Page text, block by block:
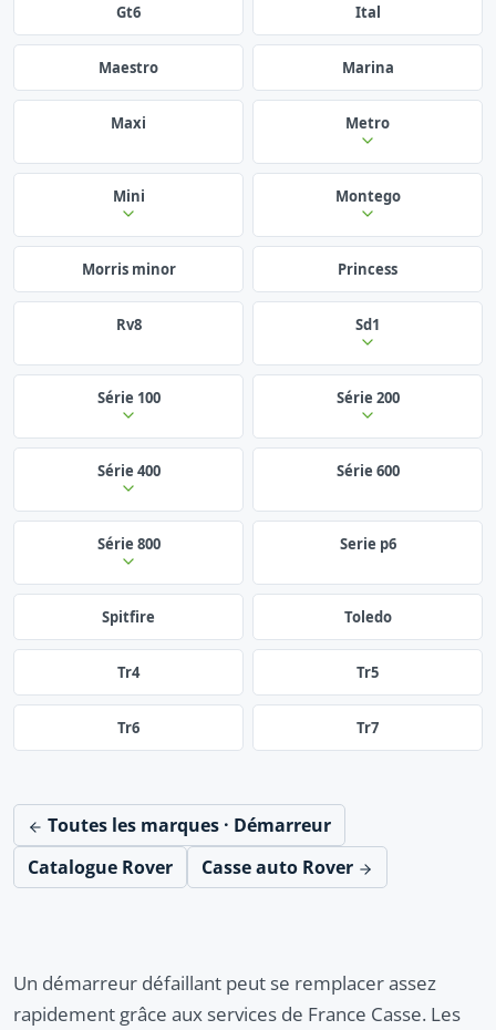
Gt6 Ital
Maestro Marina
Maxi Metro
Mini Montego
Morris minor Princess
Rv8 Sd1
Série 100 Série 200
Série 400 Série 600
Série 800 Serie p6
Spitfire Toledo
Tr4 Tr5
Tr6 Tr7
Toutes les marques · Démarreur
Catalogue Rover
Casse auto Rover
Un démarreur défaillant peut se remplacer assez
rapidement grâce aux services de France Casse. Les